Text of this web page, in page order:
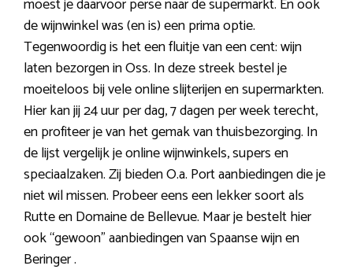
moest je daarvoor perse naar de supermarkt. En ook
de wijnwinkel was (en is) een prima optie.
Tegenwoordig is het een fluitje van een cent: wijn
laten bezorgen in Oss. In deze streek bestel je
moeiteloos bij vele online slijterijen en supermarkten.
Hier kan jij 24 uur per dag, 7 dagen per week terecht,
en profiteer je van het gemak van thuisbezorging. In
de lijst vergelijk je online wijnwinkels, supers en
speciaalzaken. Zij bieden O.a. Port aanbiedingen die je
niet wil missen. Probeer eens een lekker soort als
Rutte en Domaine de Bellevue. Maar je bestelt hier
ook “gewoon” aanbiedingen van Spaanse wijn en
Beringer .